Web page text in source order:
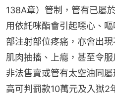
138A章）管制，管有已屬
用依託咪酯會引起噁心、
部注射部位疼痛，亦會出
肌肉抽搐、上癮，甚至令
非法售賣或管有太空油同
高可判罰款10萬元及入獄2